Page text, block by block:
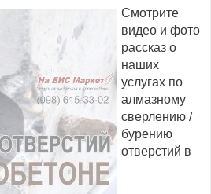
Смотрите
видео и фото
рассказ о
наших
услугах по
алмазному
сверлению /
бурению
отверстий в